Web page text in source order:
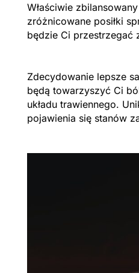
Właściwie
zróżnicowane posiłki
będzie Ci przestrzegać
Zdecydowanie lepsze
będą towarzyszyć Ci
układu trawiennego.
pojawienia się stanów